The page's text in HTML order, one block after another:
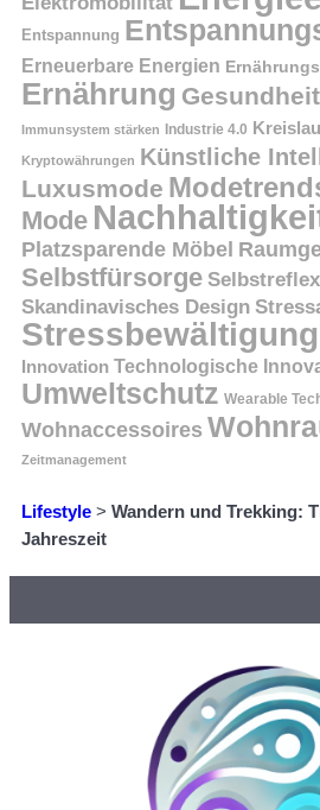
Entspannung
Erneuerbare Energien
Ernährung Gesundheit
Immunsystem stärken Industrie 4.0
Kryptowährungen Künstliche
Luxusmode
Mode
Platzsparende Möbel
Selbstfürsorge
Skandinavisches Design
Stressbewältigung
Innovation Technologische
Umweltschutz Wearable
Wohnaccessoires
Zeitmanagement
Lifestyle > Wandern und Trekking:
Jahreszeit